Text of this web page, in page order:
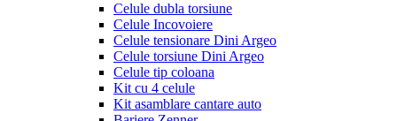
Celule dubla torsiune
Celule Incovoiere
Celule tensionare Dini Argeo
Celule torsiune Dini Argeo
Celule tip coloana
Kit cu 4 celule
Kit asamblare cantare auto